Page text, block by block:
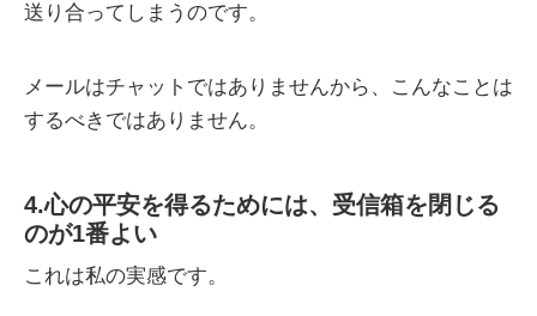
送り合ってしまうのです。
メールはチャットではありませんから、こんなことは
するべきではありません。
4.心の平安を得るためには、受信箱を閉じる
のが1番よい
これは私の実感です。